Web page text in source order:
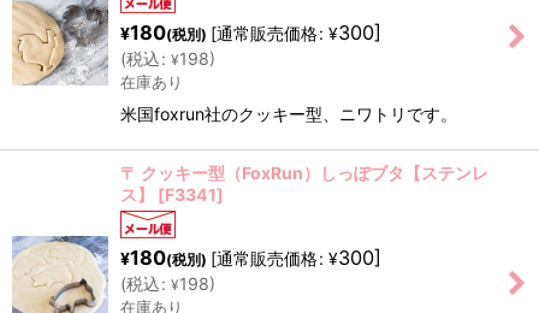
¥180(税別) [通常販売価格: ¥300]
(税込: ¥198)
在庫あり
米国foxrun社のクッキー型、ニワトリです。
〒 クッキー型（FoxRun）しっぽブタ【ステンレ
ス】
[F3341]
¥180(税別) [通常販売価格: ¥300]
(税込: ¥198)
在庫あり